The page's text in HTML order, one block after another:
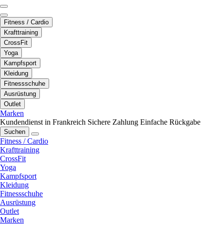
Fitness / Cardio
Krafttraining
CrossFit
Yoga
Kampfsport
Kleidung
Fitnessschuhe
Ausrüstung
Outlet
Marken
Kundendienst in Frankreich Sichere Zahlung Einfache Rückgabe
Suchen
Fitness / Cardio
Krafttraining
CrossFit
Yoga
Kampfsport
Kleidung
Fitnessschuhe
Ausrüstung
Outlet
Marken